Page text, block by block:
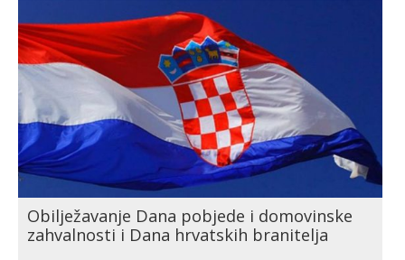
Obilježavanje Dana pobjede i domovinske
zahvalnosti i Dana hrvatskih branitelja